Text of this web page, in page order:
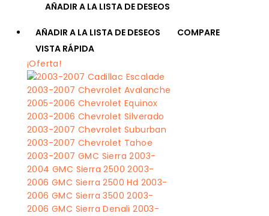
AÑADIR A LA LISTA DE DESEOS
AÑADIR A LA LISTA DE DESEOS
COMPARE
VISTA RÁPIDA
¡Oferta!